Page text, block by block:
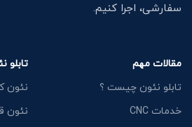
سفارشی، اجرا کنیم.
مقالات مهم
تابلو نئون چیست ؟
خدمات CNC
تابلو
نئون
نئون